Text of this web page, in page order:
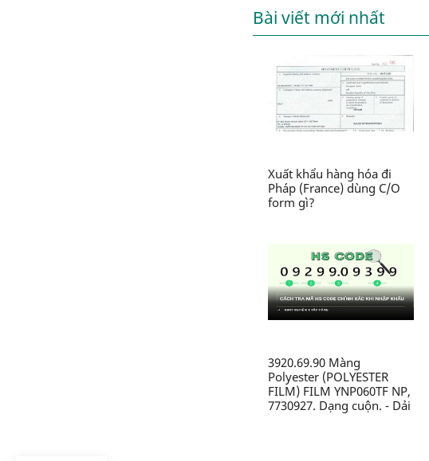
Bài viết mới nhất
Xuất khẩu hàng hóa đi
Pháp (France) dùng C/O
form gì?
3920.69.90 Màng
Polyester (POLYESTER
FILM) FILM YNP060TF NP,
7730927. Dạng cuộn. - Dải